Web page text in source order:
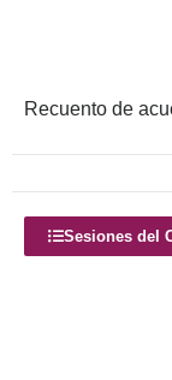
Recuento de
Sesiones del